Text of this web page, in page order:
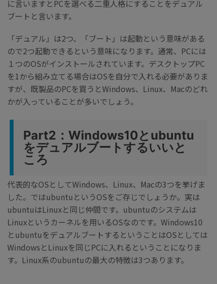
に言いますとPCを選べる二重人格にすることをデュアル
ブートと言います。
「デュアル」は2つ、「ブート」は起動という意味がある
ので2つ起動できるという意味になります。通常、PCには
１つのOSがインストールされています。デスクトップPC
を1から組み立てる場合はOSを自分で入れる必要がありま
すが、既製品のPCを買うとWindows、Linux、Macのどれ
かが入っていることが多いでしょう。
Part2：Windows10とubuntu
をデュアルブートするいいと
ころ
代表的なOSとしてWindows、Linux、Macの3つを挙げま
した。ではubuntuというOSをご存じでしょうか。実は
ubuntuはLinuxと同じ仲間です。ubuntuのシステムは
Linuxというカーネルを用いるOSなのです。Windows10
とubuntuをデュアルブートするということはOSとしては
WindowsとLinuxを同じPCに入れるということになりま
す。Linux系のubuntuの最大の特徴は3つあります。